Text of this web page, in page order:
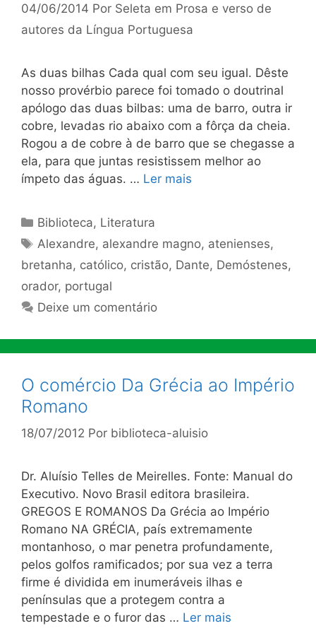
04/06/2014 Por Seleta em Prosa e verso de
autores da Língua Portuguesa
As duas bilhas Cada qual com seu igual. Dêste
nosso provérbio parece foi tomado o doutrinal
apólogo das duas bilbas: uma de barro, outra ir
cobre, levadas rio abaixo com a fôrça da cheia.
Rogou a de cobre à de barro que se chegasse a
ela, para que juntas resistissem melhor ao
ímpeto das águas. … Ler mais
Categorias
Biblioteca, Literatura
Tags
Alexandre, alexandre magno, atenienses,
bretanha, católico, cristão, Dante, Demóstenes,
orador, portugal
Deixe um comentário
O comércio Da Grécia ao Império
Romano
18/07/2012 Por biblioteca-aluisio
Dr. Aluísio Telles de Meirelles. Fonte: Manual do
Executivo. Novo Brasil editora brasileira.
GREGOS E ROMANOS Da Grécia ao Império
Romano NA GRÉCIA, país extremamente
montanhoso, o mar penetra profundamente,
pelos golfos ramificados; por sua vez a terra
firme é dividida em inumeráveis ilhas e
penínsulas que a protegem contra a
tempestade e o furor das … Ler mais